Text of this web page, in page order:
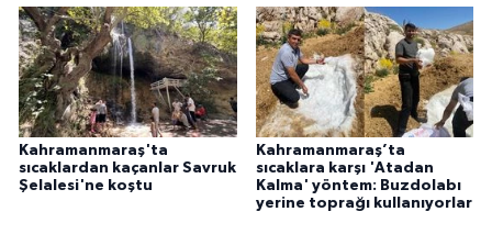
Kahramanmaraş'ta
sıcaklardan kaçanlar Savruk
Şelalesi'ne koştu
Kahramanmaraş’ta
sıcaklara karşı 'Atadan
Kalma' yöntem: Buzdolabı
yerine toprağı kullanıyorlar